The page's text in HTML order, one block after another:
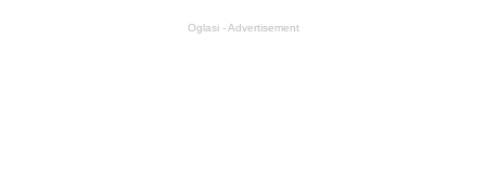
Oglasi - Advertisement